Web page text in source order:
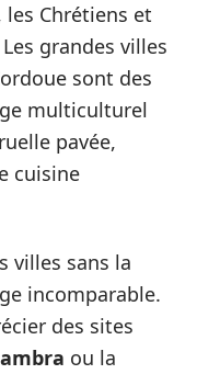
les Chrétiens et
grandes villes
sont des
multiculturel
pavée,
cuisine
villes sans la
incomparable.
des sites
ou la